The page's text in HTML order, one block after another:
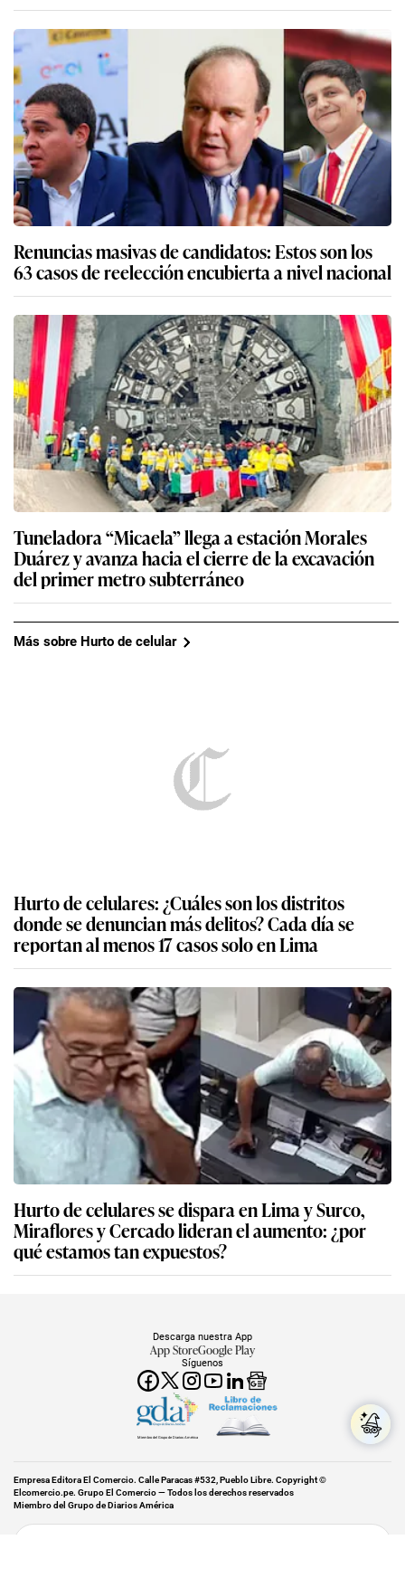
Renuncias masivas de candidatos: Estos son los
63 casos de reelección encubierta a nivel nacional
Tuneladora “Micaela” llega a estación Morales
Duárez y avanza hacia el cierre de la excavación
del primer metro subterráneo
Más sobre Hurto de celular
Hurto de celulares: ¿Cuáles son los distritos
donde se denuncian más delitos? Cada día se
reportan al menos 17 casos solo en Lima
Hurto de celulares se dispara en Lima y Surco,
Miraflores y Cercado lideran el aumento: ¿por
qué estamos tan expuestos?
Síguenos
Descarga nuestra App
App StoreGoogle Play
Miembro del Grupo de Diarios América
Empresa Editora El Comercio. Calle Paracas #532, Pueblo Libre. Copyright ©
Elcomercio.pe. Grupo El Comercio — Todos los derechos reservados
Miembro del Grupo de Diarios América